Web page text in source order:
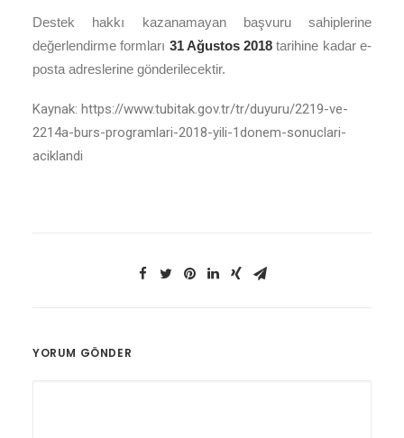
Destek hakkı kazanamayan başvuru sahiplerine
değerlendirme formları 31 Ağustos 2018 tarihine kadar e-
posta adreslerine gönderilecektir.
Kaynak: https://www.tubitak.gov.tr/tr/duyuru/2219-ve-
2214a-burs-programlari-2018-yili-1donem-sonuclari-
aciklandi
YORUM GÖNDER